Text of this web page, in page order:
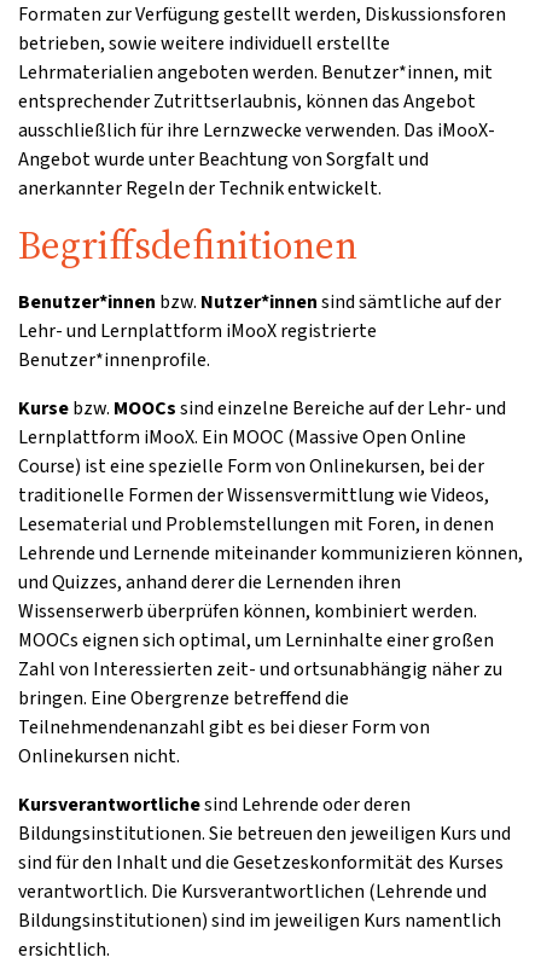
Formaten zur Verfügung gestellt werden, Diskussionsforen
betrieben, sowie weitere individuell erstellte
Lehrmaterialien angeboten werden. Benutzer*innen, mit
entsprechender Zutrittserlaubnis, können das Angebot
ausschließlich für ihre Lernzwecke verwenden. Das iMooX-
Angebot wurde unter Beachtung von Sorgfalt und
anerkannter Regeln der Technik entwickelt.
Begriffsdefinitionen
Benutzer*innen bzw. Nutzer*innensind sämtliche auf der
Lehr- und Lernplattform iMooX registrierte
Benutzer*innenprofile.
Kursebzw. MOOCssind einzelne Bereiche auf der Lehr- und
Lernplattform iMooX. Ein MOOC (Massive Open Online
Course) ist eine spezielle Form von Onlinekursen, bei der
traditionelle Formen der Wissensvermittlung wie Videos,
Lesematerial und Problemstellungen mit Foren, in denen
Lehrende und Lernende miteinander kommunizieren können,
und Quizzes, anhand derer die Lernenden ihren
Wissenserwerb überprüfen können, kombiniert werden.
MOOCs eignen sich optimal, um Lerninhalte einer großen
Zahl von Interessierten zeit- und ortsunabhängig näher zu
bringen. Eine Obergrenze betreffend die
Teilnehmendenanzahl gibt es bei dieser Form von
Onlinekursen nicht.
Kursverantwortlichesind Lehrende oder deren
Bildungsinstitutionen. Sie betreuen den jeweiligen Kurs und
sind für den Inhalt und die Gesetzeskonformität des Kurses
verantwortlich. Die Kursverantwortlichen (Lehrende und
Bildungsinstitutionen) sind im jeweiligen Kurs namentlich
ersichtlich.